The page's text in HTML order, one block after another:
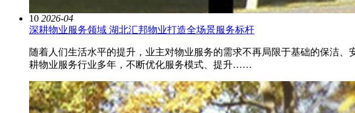
10 2026-04
深耕物业服务领域 湖北汇邦物业打造全场景服务标杆
随着人们生活水平的提升，业主对物业服务的需求不再局限于基础的保洁
耕物业服务行业多年，不断优化服务模式、提升……